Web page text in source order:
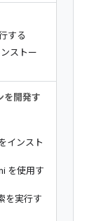
する
ストー
を開発す
インスト
を使用す
を実行す